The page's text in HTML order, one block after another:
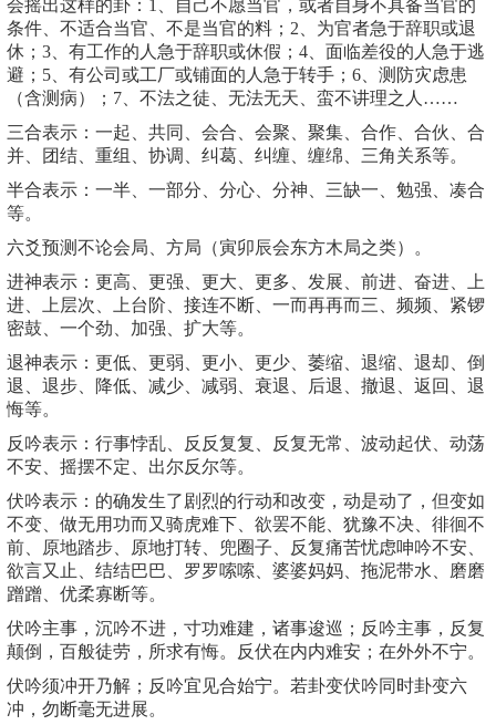
会摇出这样的卦：1、自己不愿当官，或者自身不具备当官的
条件、不适合当官、不是当官的料；2、为官者急于辞职或退
休；3、有工作的人急于辞职或休假；4、面临差役的人急于逃
避；5、有公司或工厂或铺面的人急于转手；6、测防灾虑患
（含测病）；7、不法之徒、无法无天、蛮不讲理之人……
三合表示：一起、共同、会合、会聚、聚集、合作、合伙、合
并、团结、重组、协调、纠葛、纠缠、缠绵、三角关系等。
半合表示：一半、一部分、分心、分神、三缺一、勉强、凑合
等。
六爻预测不论会局、方局（寅卯辰会东方木局之类）。
进神表示：更高、更强、更大、更多、发展、前进、奋进、上
进、上层次、上台阶、接连不断、一而再再而三、频频、紧锣
密鼓、一个劲、加强、扩大等。
退神表示：更低、更弱、更小、更少、萎缩、退缩、退却、倒
退、退步、降低、减少、减弱、衰退、后退、撤退、返回、退
悔等。
反吟表示：行事悖乱、反反复复、反复无常、波动起伏、动荡
不安、摇摆不定、出尔反尔等。
伏吟表示：的确发生了剧烈的行动和改变，动是动了，但变如
不变、做无用功而又骑虎难下、欲罢不能、犹豫不决、徘徊不
前、原地踏步、原地打转、兜圈子、反复痛苦忧虑呻吟不安、
欲言又止、结结巴巴、罗罗嗦嗦、婆婆妈妈、拖泥带水、磨磨
蹭蹭、优柔寡断等。
伏吟主事，沉吟不进，寸功难建，诸事逡巡；反吟主事，反复
颠倒，百般徒劳，所求有悔。反伏在内内难安；在外外不宁。
伏吟须冲开乃解；反吟宜见合始宁。若卦变伏吟同时卦变六
冲，勿断毫无进展。